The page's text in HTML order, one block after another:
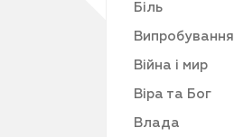
Біль
Випробування
Війна і мир
Віра та Бог
Влада